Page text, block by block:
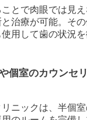
とで肉眼では見
治療が可能。そ
用して歯の状況
個室のカウンセ
ニックは、半個